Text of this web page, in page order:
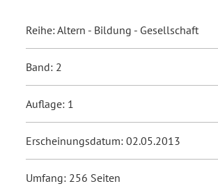
Reihe: Altern - Bildung - Gesellschaft
Band: 2
Auflage: 1
Erscheinungsdatum: 02.05.2013
Umfang: 256 Seiten